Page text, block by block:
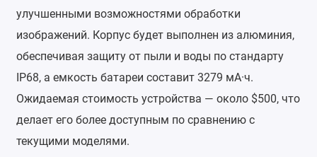
улучшенными возможностями обработки
изображений. Корпус будет выполнен из алюминия,
обеспечивая защиту от пыли и воды по стандарту
IP68, а емкость батареи составит 3279 мА·ч.
Ожидаемая стоимость устройства — около $500, что
делает его более доступным по сравнению с
текущими моделями.